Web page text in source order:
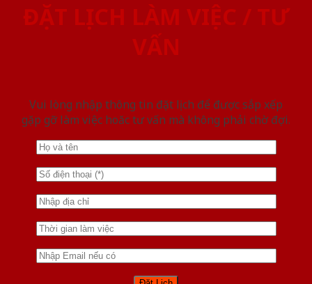
ĐẶT LỊCH LÀM VIỆC / TƯ
VẤN
Vui lòng nhập thông tin đặt lịch để được sắp xếp
gặp gỡ làm việc hoăc tư vấn mà không phải chờ đợi.